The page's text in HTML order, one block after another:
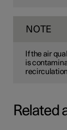
NOTE
If the air
is
Related